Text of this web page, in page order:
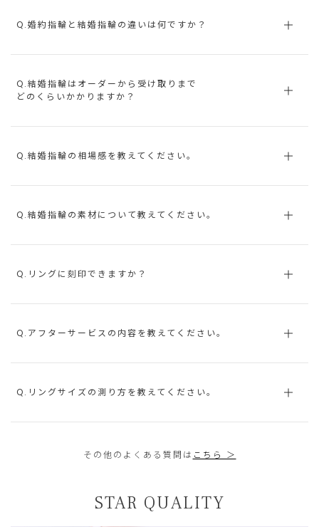
Q.婚約指輪と結婚指輪の違いは何ですか？
Q.結婚指輪はオーダーから受け取りまで
どのくらいかかりますか？
Q.結婚指輪の相場感を教えてください。
Q.結婚指輪の素材について教えてください。
Q.リングに刻印できますか？
Q.アフターサービスの内容を教えてください。
Q.リングサイズの測り方を教えてください。
その他のよくある質問は こちら ＞
STAR QUALITY